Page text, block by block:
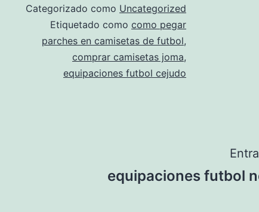
Categorizado como Uncategorized
Etiquetado como como pegar
parches en camisetas de futbol,
comprar camisetas joma,
equipaciones futbol cejudo
equipaciones futbol